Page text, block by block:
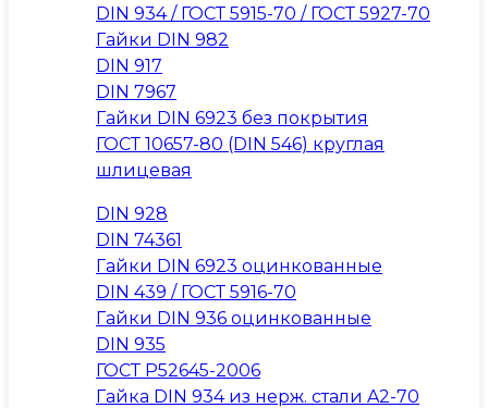
DIN 934 / ГОСТ 5915-70 / ГОСТ 5927-70
Гайки DIN 982
DIN 917
DIN 7967
Гайки DIN 6923 без покрытия
ГОСТ 10657-80 (DIN 546) круглая
шлицевая
DIN 928
DIN 74361
Гайки DIN 6923 оцинкованные
DIN 439 / ГОСТ 5916-70
Гайки DIN 936 оцинкованные
DIN 935
ГОСТ Р52645-2006
Гайка DIN 934 из нерж. стали A2-70